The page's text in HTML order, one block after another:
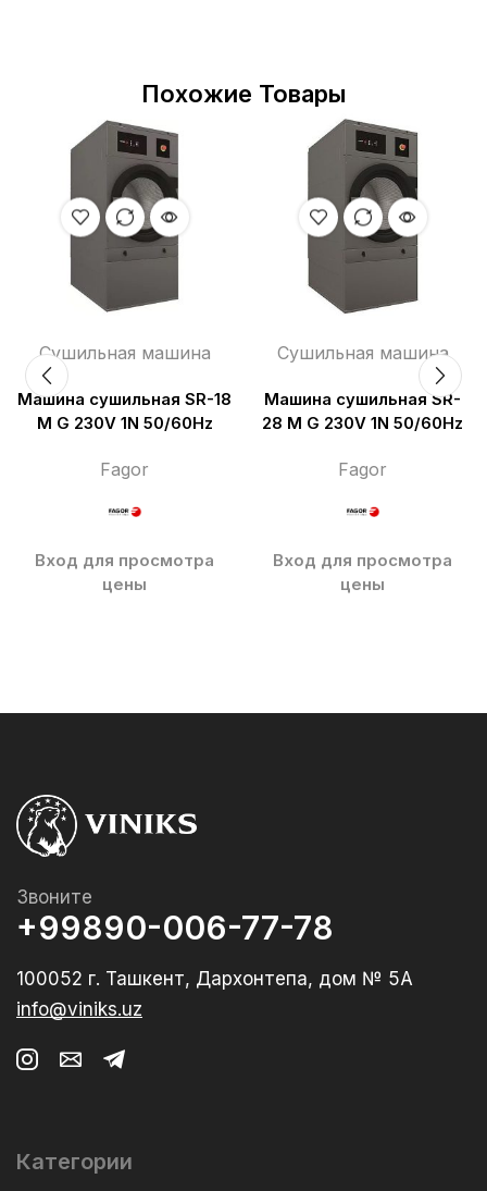
Похожие Товары
Сушильная машина
Машина сушильная SR-18
M G 230V 1N 50/60Hz
Fagor
Вход для просмотра
цены
Сушильная машина
Машина сушильная SR-
28 M G 230V 1N 50/60Hz
Fagor
Вход для просмотра
цены
Звоните
+99890-006-77-78
100052 г. Ташкент, Дархонтепа, дом № 5А
info@viniks.uz
Категории